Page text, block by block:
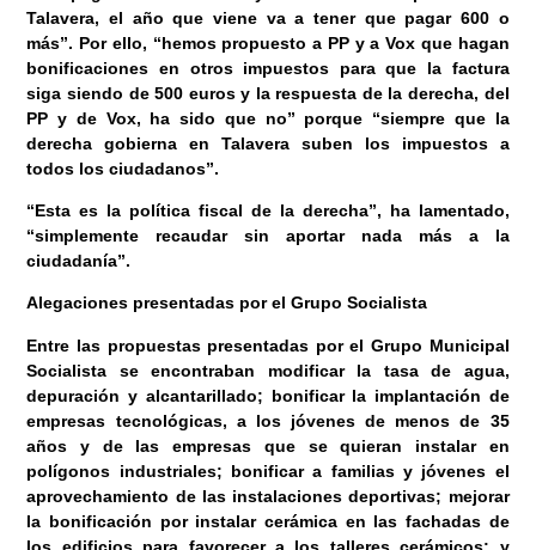
Talavera, el año que viene va a tener que pagar 600 o
más”. Por ello, “hemos propuesto a PP y a Vox que hagan
bonificaciones en otros impuestos para que la factura
siga siendo de 500 euros y la respuesta de la derecha, del
PP y de Vox, ha sido que no” porque “siempre que la
derecha gobierna en Talavera suben los impuestos a
todos los ciudadanos”.
“Esta es la política fiscal de la derecha”, ha lamentado,
“simplemente recaudar sin aportar nada más a la
ciudadanía”.
Alegaciones presentadas por el Grupo Socialista
Entre las propuestas presentadas por el Grupo Municipal
Socialista se encontraban modificar la tasa de agua,
depuración y alcantarillado; bonificar la implantación de
empresas tecnológicas, a los jóvenes de menos de 35
años y de las empresas que se quieran instalar en
polígonos industriales; bonificar a familias y jóvenes el
aprovechamiento de las instalaciones deportivas; mejorar
la bonificación por instalar cerámica en las fachadas de